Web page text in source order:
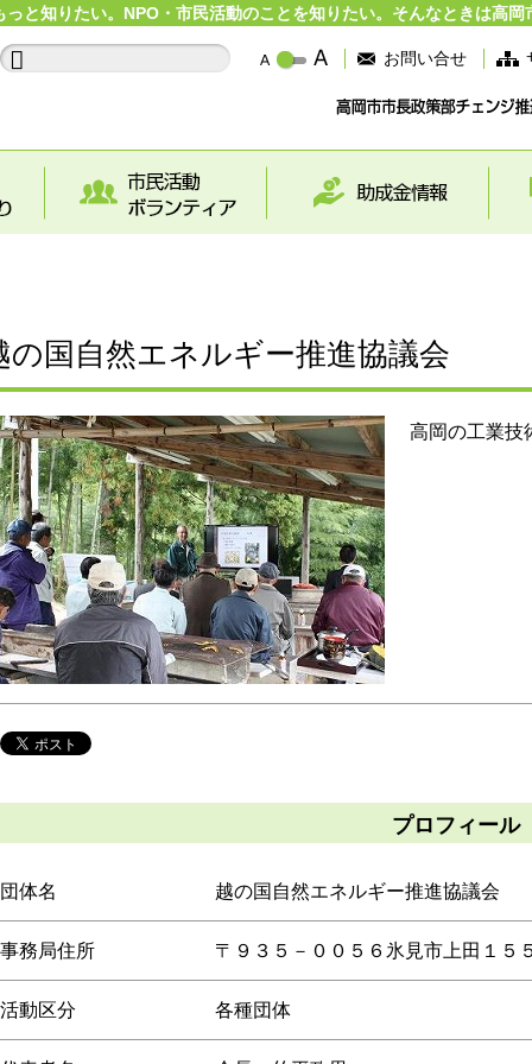
と知りたい。NPO・市民活動のことを知りたい。そんなときは高
お問い合せ
の国自然エネルギー推進協議会
高岡の工業技
プロフィール
団体名 越の国自然エネルギー推進協議会
事務局住所 〒９３５－００５６氷見市上田１
活動区分 各種団体